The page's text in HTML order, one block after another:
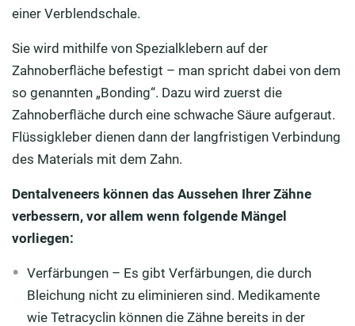
einer Verblendschale.
Sie wird mithilfe von Spezialklebern auf der
Zahnoberfläche befestigt – man spricht dabei von dem
so genannten „Bonding“. Dazu wird zuerst die
Zahnoberfläche durch eine schwache Säure aufgeraut.
Flüssigkleber dienen dann der langfristigen Verbindung
des Materials mit dem Zahn.
Dentalveneers können das Aussehen Ihrer Zähne
verbessern, vor allem wenn folgende Mängel
vorliegen:
Verfärbungen – Es gibt Verfärbungen, die durch
Bleichung nicht zu eliminieren sind. Medikamente
wie Tetracyclin können die Zähne bereits in der